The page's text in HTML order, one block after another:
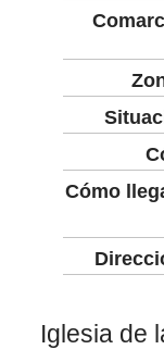
Cómo
Iglesia de